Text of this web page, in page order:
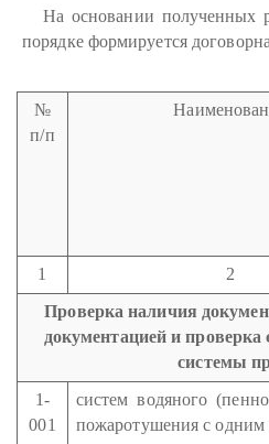
На основании полученных
порядке формируется
№
п/п
1
2
Проверка наличия
документацией и проверка
системы
1-
001
систем водяного
пожаротушения с одним